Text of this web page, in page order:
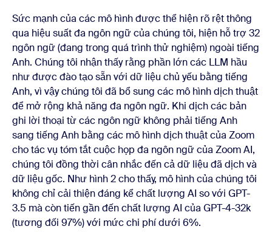
Sức mạnh của các mô hình được thể hiện rõ rệt thông
qua hiệu suất đa ngôn ngữ của chúng tôi, hiện hỗ trợ 32
ngôn ngữ (đang trong quá trình thử nghiệm) ngoài tiếng
Anh. Chúng tôi nhận thấy rằng phần lớn các LLM hầu
như được đào tạo sẵn với dữ liệu chủ yếu bằng tiếng
Anh, vì vậy chúng tôi đã bổ sung các mô hình dịch thuật
để mở rộng khả năng đa ngôn ngữ. Khi dịch các bản
ghi lời thoại từ các ngôn ngữ không phải tiếng Anh
sang tiếng Anh bằng các mô hình dịch thuật của Zoom
cho tác vụ tóm tắt cuộc họp đa ngôn ngữ của Zoom AI,
chúng tôi đồng thời cân nhắc đến cả dữ liệu đã dịch và
dữ liệu gốc. Như hình 2 cho thấy, mô hình của chúng tôi
không chỉ cải thiện đáng kể chất lượng AI so với GPT-
3.5 mà còn tiến gần đến chất lượng AI của GPT-4-32k
(tương đối 97%) với mức chi phí dưới 6%.